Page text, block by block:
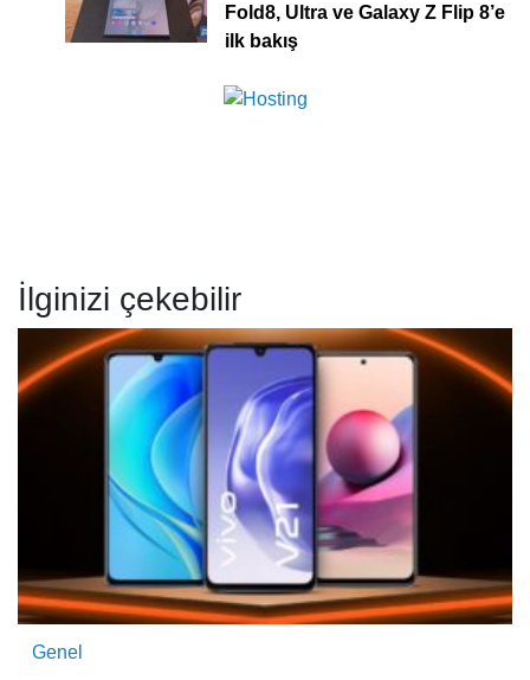
Fold8, Ultra ve Galaxy Z Flip 8’e
ilk bakış
İlginizi çekebilir
Genel